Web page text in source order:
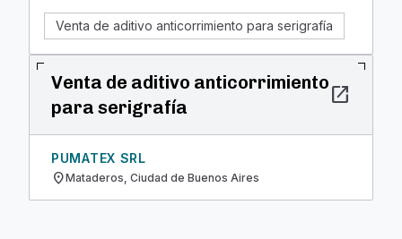
Venta de aditivo anticorrimiento para serigrafía
Venta de aditivo anticorrimiento
para serigrafía
open_in_new
PUMATEX SRL
location_onMataderos, Ciudad de Buenos Aires